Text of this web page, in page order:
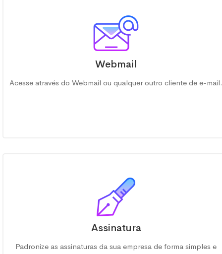
Webmail
Acesse através do Webmail ou qualquer outro cliente de e-mail.
Assinatura
Padronize as assinaturas da sua empresa de forma simples e